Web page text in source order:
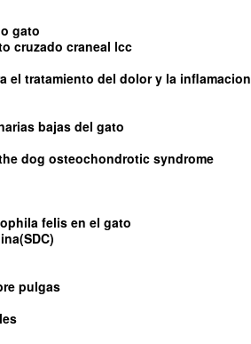
gato
cruzado craneal lcc
el tratamiento del dolor y la inflamacion
bajas del gato
dog osteochondrotic syndrome
felis en el gato
pulgas